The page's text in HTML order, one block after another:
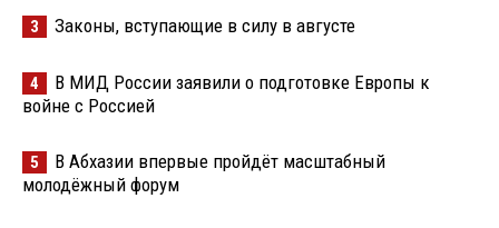
3 Законы, вступающие в силу в августе
4
В МИД России заявили о подготовке Европы к
войне с Россией
5
В Абхазии впервые пройдёт масштабный
молодёжный форум